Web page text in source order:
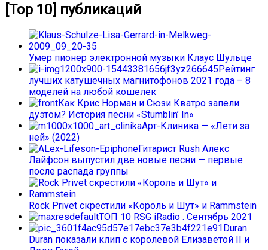
[Top 10] публикаций
Умер пионер электронной музыки Клаус Шульце
Рейтинг
лучших катушечных магнитофонов 2021 года – 8
моделей на любой кошелек
Как Крис Норман и Сюзи Кватро запели
дуэтом? История песни «Stumblin’ In»
Арт-Клиника — «Лети за
ней» (2022)
Гитарист Rush Алекс
Лайфсон выпустил две новые песни — первые
после распада группы
Rock Privet скрестили «Король и Шут» и Rammstein
ТОП 10 RSG iRadio . Сентябрь 2021
Duran
Duran показали клип с королевой Елизаветой II и